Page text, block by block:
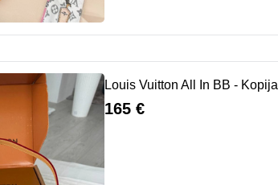
Louis Vuitton All In BB - Kopija
165 €